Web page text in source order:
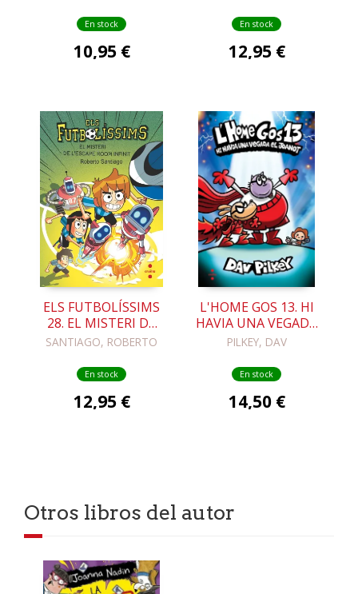
En stock
10,95 €
En stock
12,95 €
ELS FUTBOLÍSSIMS
28. EL MISTERI DE
L'ESCAPE ROOM
SANTIAGO, ROBERTO
En stock
12,95 €
L'HOME GOS 13. HI
HAVIA UNA VEGADA
EL JOANOT
PILKEY, DAV
En stock
14,50 €
Otros libros del autor